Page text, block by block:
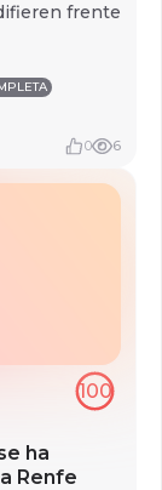
frente
0 6
100
ha
Renfe